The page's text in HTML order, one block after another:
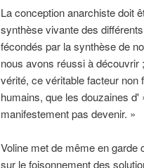
La conception anarchiste doit
synthèse vivante des
fécondés par la synthèse de
nous avons réussi à découvrir
vérité, ce véritable facteur non
humains, que les douzaines
manifestement pas devenir. »
Voline met de même en garde
sur le foisonnement des